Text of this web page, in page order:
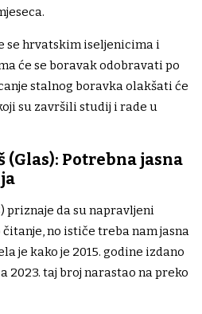
se hrvatskim iseljenicima i
će se boravak odobravati po
stalnog boravka olakšati će
su završili studij i rade u
Potrebna jasna
priznaje da su napravljeni
no ističe treba nam jasna
je kako je 2015. godine izdano
2023. taj broj narastao na preko